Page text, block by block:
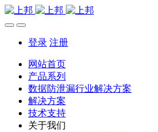
登录 注册
网站首页
产品系列
数据防泄漏行业解决方案
解决方案
技术支持
关于我们